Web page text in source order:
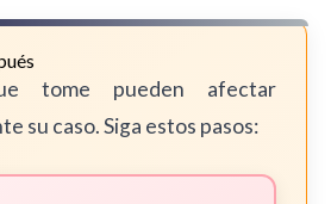
tome pueden afectar
su caso. Siga estos pasos: